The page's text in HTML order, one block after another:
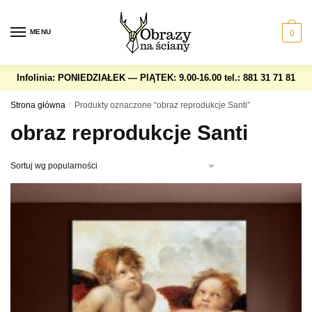
navigation
content
MENU 0
Infolinia: PONIEDZIAŁEK — PIĄTEK: 9.00-16.00 tel.: 881 31 71 81
Strona główna / Produkty oznaczone “obraz reprodukcje Santi”
obraz reprodukcje Santi